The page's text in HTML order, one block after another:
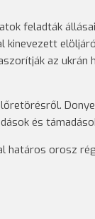
feladták
kinevezett
az ukrán
és
határos orosz